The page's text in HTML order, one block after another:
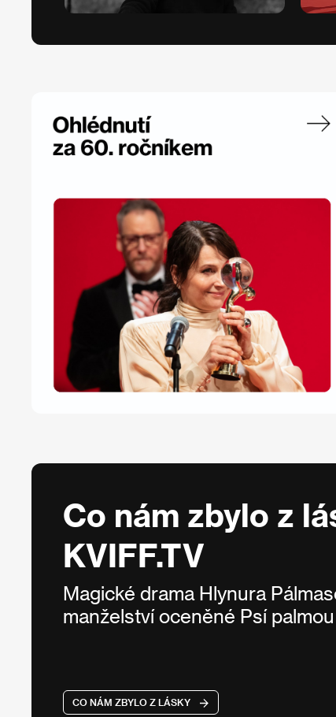
Co nám zbylo z
KVIFF.TV
Magické drama Hlynura
manželství oceněné Psí
CO NÁM ZBYLO Z LÁSKY